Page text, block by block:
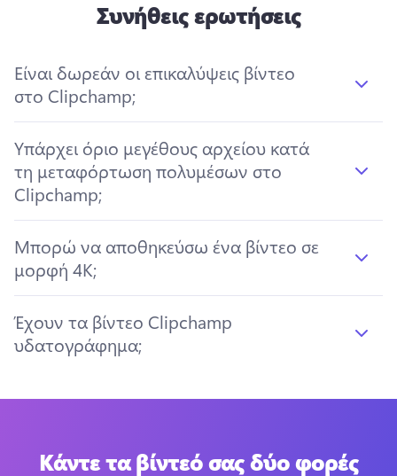
Συνήθεις ερωτήσεις
Είναι δωρεάν οι επικαλύψεις βίντεο
στο Clipchamp;
Υπάρχει όριο μεγέθους αρχείου κατά
τη μεταφόρτωση πολυμέσων στο
Clipchamp;
Μπορώ να αποθηκεύσω ένα βίντεο σε
μορφή 4K;
Έχουν τα βίντεο Clipchamp
υδατογράφημα;
Κάντε τα βίντεό σας δύο φορές